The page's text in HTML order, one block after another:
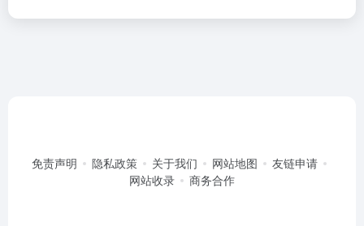
免责声明 隐私政策 关于我们 网站地图
友链申请
网站收录
商务合作